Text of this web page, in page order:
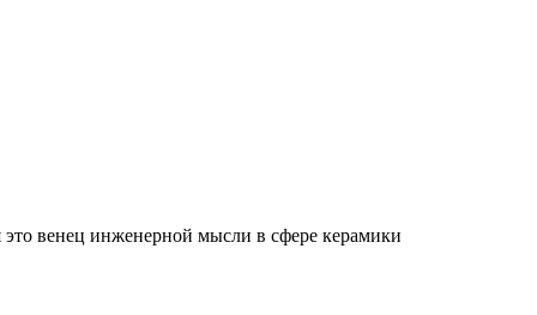
венец инженерной мысли в сфере керамики